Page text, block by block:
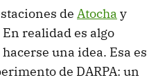
de Atocha y
realidad es algo
una idea. Esa es
de DARPA: un